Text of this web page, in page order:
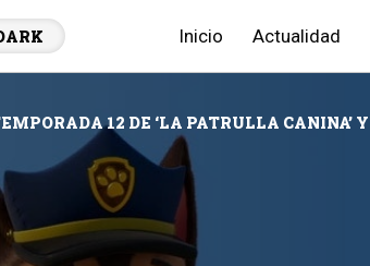
Inicio Actualidad
12 DE ‘LA PATRULLA